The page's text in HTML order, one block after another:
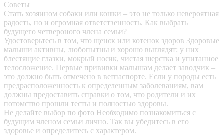
Советы
Стать хозяином собаки или кошки – это не только невероятная
радость, но и огромная ответственность. Как выбрать
будущего четвероного члена семьи?
Удостоверьтесь в том, что щенок или котенок здоров Здоровые
малыши активны, любопытны и хорошо выглядят: у них
блестящие глазки, мокрый носик, чистая шерстка и упитанное
телосложение. Первые прививки малышам делает заводчик –
это должно быть отмечено в ветпаспорте. Если у породы есть
предрасположенность к определенным заболеваниям, вам
должны предоставить справки о том, что родители и их
потомство прошли тесты и полностью здоровы.
Не делайте выбор по фото Необходимо познакомиться с
будущим членом семьи лично. Так вы убедитесь в его
здоровье и определитесь с характером.